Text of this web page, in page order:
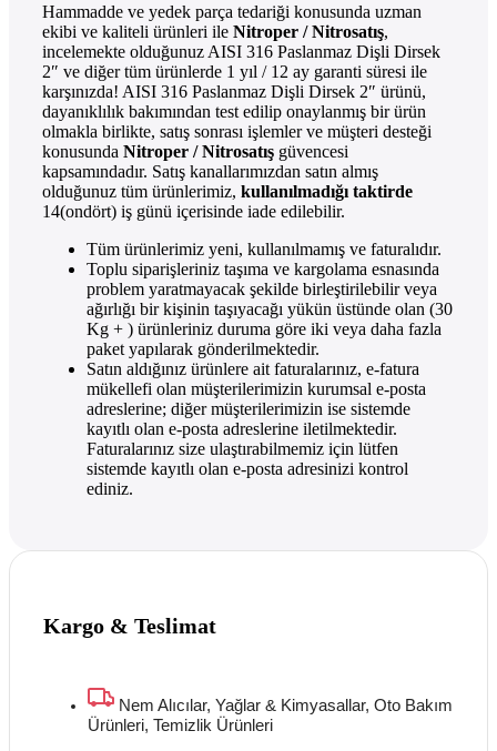
Hammadde ve yedek parça tedariği konusunda uzman
ekibi ve kaliteli ürünleri ile Nitroper / Nitrosatış,
incelemekte olduğunuz AISI 316 Paslanmaz Dişli Dirsek
2″ ve diğer tüm ürünlerde 1 yıl / 12 ay garanti süresi ile
karşınızda! AISI 316 Paslanmaz Dişli Dirsek 2″ ürünü,
dayanıklılık bakımından test edilip onaylanmış bir ürün
olmakla birlikte, satış sonrası işlemler ve müşteri desteği
konusunda Nitroper / Nitrosatış güvencesi
kapsamındadır. Satış kanallarımızdan satın almış
olduğunuz tüm ürünlerimiz, kullanılmadığı taktirde
14(ondört) iş günü içerisinde iade edilebilir.
Tüm ürünlerimiz yeni, kullanılmamış ve faturalıdır.
Toplu siparişleriniz taşıma ve kargolama esnasında
problem yaratmayacak şekilde birleştirilebilir veya
ağırlığı bir kişinin taşıyacağı yükün üstünde olan (30
Kg + ) ürünleriniz duruma göre iki veya daha fazla
paket yapılarak gönderilmektedir.
Satın aldığınız ürünlere ait faturalarınız, e-fatura
mükellefi olan müşterilerimizin kurumsal e-posta
adreslerine; diğer müşterilerimizin ise sistemde
kayıtlı olan e-posta adreslerine iletilmektedir.
Faturalarınız size ulaştırabilmemiz için lütfen
sistemde kayıtlı olan e-posta adresinizi kontrol
ediniz.
Kargo & Teslimat
Nem Alıcılar, Yağlar & Kimyasallar, Oto Bakım
Ürünleri, Temizlik Ürünleri